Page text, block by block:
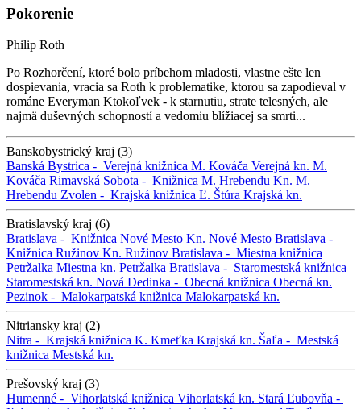
Pokorenie
Philip Roth
Po Rozhorčení, ktoré bolo príbehom mladosti, vlastne ešte len
dospievania, vracia sa Roth k problematike, ktorou sa zapodieval v
románe Everyman Ktokoľvek - k starnutiu, strate telesných, ale
najmä duševných schopností a vedomiu blížiacej sa smrti...
Banskobystrický kraj (3)
Banská Bystrica - Verejná knižnica M. Kováča Verejná kn. M.
Kováča Rimavská Sobota - Knižnica M. Hrebendu Kn. M.
Hrebendu Zvolen - Krajská knižnica Ľ. Štúra Krajská kn.
Bratislavský kraj (6)
Bratislava - Knižnica Nové Mesto Kn. Nové Mesto Bratislava -
Knižnica Ružinov Kn. Ružinov Bratislava - Miestna knižnica
Petržalka Miestna kn. Petržalka Bratislava - Staromestská knižnica
Staromestská kn. Nová Dedinka - Obecná knižnica Obecná kn.
Pezinok - Malokarpatská knižnica Malokarpatská kn.
Nitriansky kraj (2)
Nitra - Krajská knižnica K. Kmeťka Krajská kn. Šaľa - Mestská
knižnica Mestská kn.
Prešovský kraj (3)
Humenné - Vihorlatská knižnica Vihorlatská kn. Stará Ľubovňa -